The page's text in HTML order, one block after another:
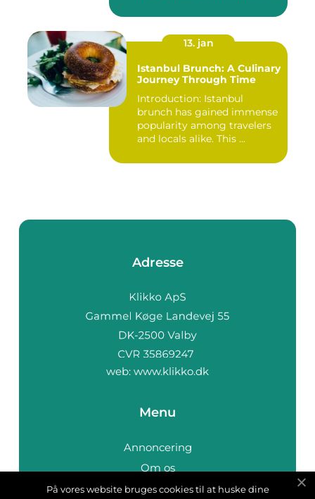
13. jan
Istanbul Brunch: A Culinary
Journey Through Time
Introduction: Istanbul
brunch has gained immense
popularity among travelers
and locals alike. This ...
Adresse
web: www.klikko.dk
Menu
Annoncering
Om os
Cookies
På vores website bruges cookies til at huske dine